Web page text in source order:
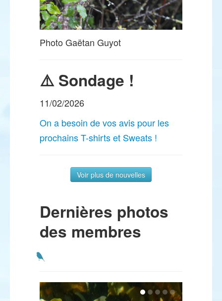
Photo Gaëtan Guyot
⚠️ Sondage !
11/02/2026
On a besoin de vos avis pour les
prochains T-shirts et Sweats !
Voir plus de nouvelles
Dernières photos
des membres